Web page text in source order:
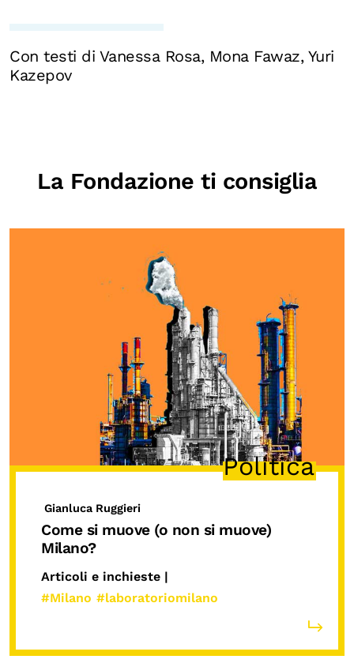
Con testi di Vanessa Rosa, Mona Fawaz, Yuri
Kazepov
La Fondazione ti consiglia
Politica
Gianluca Ruggieri
Come si muove (o non si muove)
Milano?
Articoli e inchieste |
#Milano #laboratoriomilano